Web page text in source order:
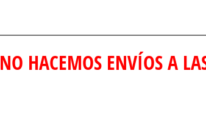
NO HACEMOS ENVÍOS A